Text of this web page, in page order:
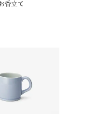
香立て